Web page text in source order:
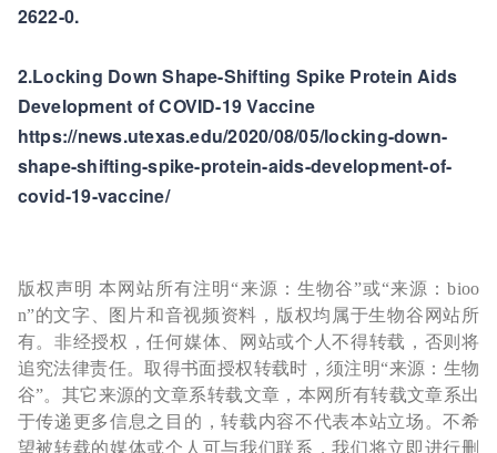
2622-0.
2.Locking Down Shape-Shifting Spike Protein Aids
Development of COVID-19 Vaccine
https://news.utexas.edu/2020/08/05/locking-down-
shape-shifting-spike-protein-aids-development-of-
covid-19-vaccine/
版权声明 本网站所有注明“来源：生物谷”或“来源：bioo
n”的文字、图片和音视频资料，版权均属于生物谷网站所
有。非经授权，任何媒体、网站或个人不得转载，否则将
追究法律责任。取得书面授权转载时，须注明“来源：生物
谷”。其它来源的文章系转载文章，本网所有转载文章系出
于传递更多信息之目的，转载内容不代表本站立场。不希
望被转载的媒体或个人可与我们联系，我们将立即进行删